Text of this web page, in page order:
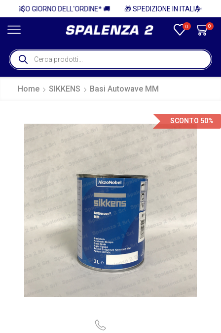
0 0
Home SIKKENS Basi Autowave MM
SCONTO 50%